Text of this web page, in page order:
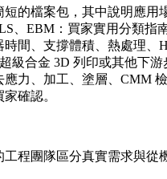
的檔案包，其中說明應
、EBM：買家實用分類
間、支撐體積、熱處理
超級合金 3D 列印或其他下游
力、加工、塗層、CMM
確認。
程團隊區分真實需求與